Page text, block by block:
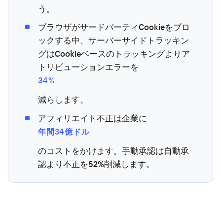
う。
ブラウザがサードパーティCookieをブロ
ックする中、サーバーサイドトラッキン
グはCookieベースのトラッキングよりア
トリビューションエラーを
34%
減らします。
アフィリエイト不正は企業に
年間34億ドル
のコストをかけます。手動承認は自動承
認より不正を52%削減します。